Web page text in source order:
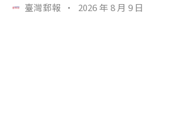
臺灣郵報 · 2026 年 8 月 9 日